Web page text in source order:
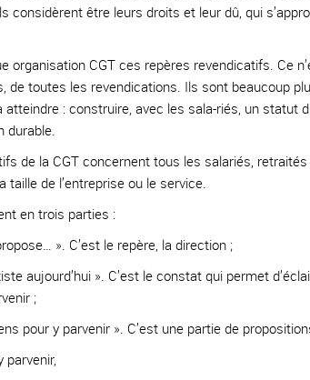
considèrent être leurs droits et leur dû, qui
organisation CGT ces repères revendicatifs. Ce
de toutes les revendications. Ils sont beaucoup
: construire, avec les sala-riés, un statut
durable.
de la CGT concernent tous les salariés,
taille de l’entreprise ou le service.
en trois parties :
». C’est le repère, la direction ;
aujourd’hui ». C’est le constat qui permet
;
pour y parvenir ». C’est une partie de
parvenir,